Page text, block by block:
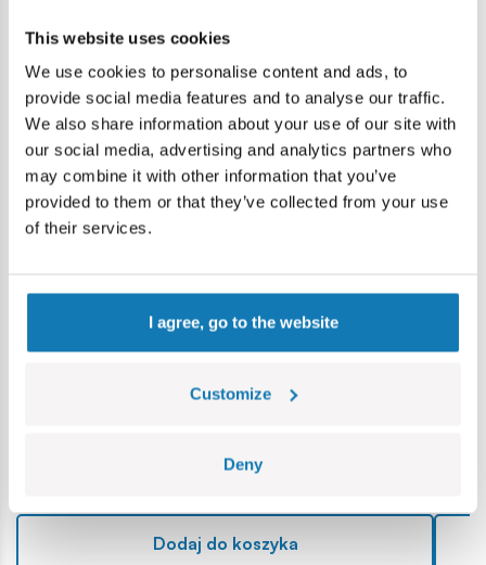
This website uses cookies
We use cookies to personalise content and ads, to
provide social media features and to analyse our traffic.
We also share information about your use of our site with
our social media, advertising and analytics partners who
may combine it with other information that you’ve
provided to them or that they’ve collected from your use
of their services.
I agree, go to the website
Customize
Deny
Dodaj do koszyka